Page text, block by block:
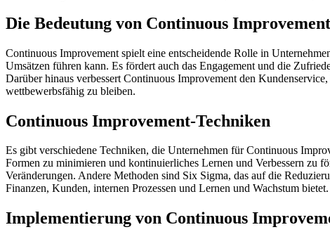
Die Bedeutung von Continuous
Continuous Improvement spielt eine entscheidende Rolle in
Umsätzen führen kann. Es fördert auch das Engagement und die
Darüber hinaus verbessert Continuous Improvement den
wettbewerbsfähig zu bleiben.
Continuous Improvement-Techniken
Es gibt verschiedene Techniken, die Unternehmen für Continuous
Formen zu minimieren und kontinuierliches Lernen und Verbessern zu
Veränderungen. Andere Methoden sind Six Sigma, das auf die
Finanzen, Kunden, internen Prozessen und Lernen und Wachstum bietet.
Implementierung von Continuous